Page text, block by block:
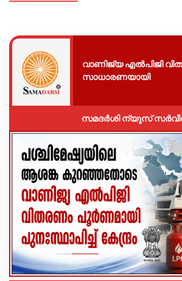
വാണിജ്യ എൽപിജി
സാധാരണയായി
സമദർശി ന്യൂസ്